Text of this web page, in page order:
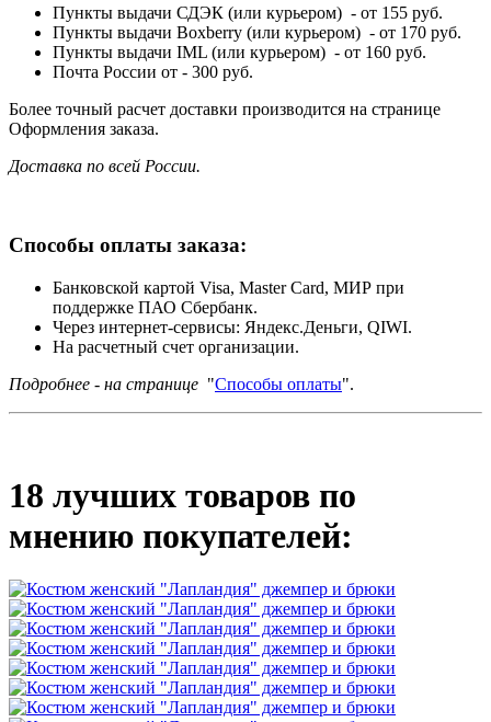
Пункты выдачи СДЭК (или курьером) - от 155 руб.
Пункты выдачи Boxberry (или курьером) - от 170 руб.
Пункты выдачи IML (или курьером) - от 160 руб.
Почта России от - 300 руб.
Более точный расчет доставки производится на странице
Оформления заказа.
Доставка по всей России.
Способы оплаты заказа:
Банковской картой Visa, Master Card, МИР при
поддержке ПАО Сбербанк.
Через интернет-сервисы: Яндекс.Деньги, QIWI.
На расчетный счет организации.
Подробнее - на странице "Способы оплаты".
18 лучших товаров по
мнению покупателей: